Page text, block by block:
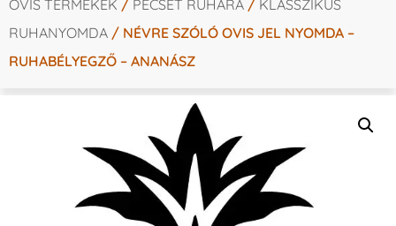
OVIS TERMÉKEK / PECSÉT RUHÁRA / KLASSZIKUS
RUHANYOMDA / NÉVRE SZÓLÓ OVIS JEL NYOMDA –
RUHABÉLYEGZŐ – ANANÁSZ